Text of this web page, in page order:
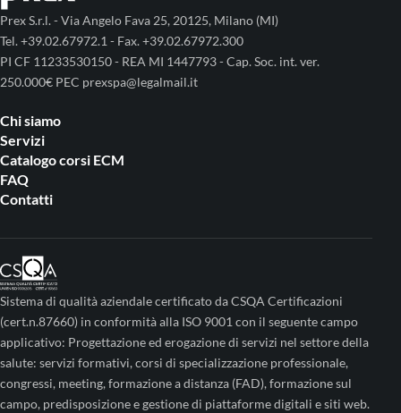
Prex S.r.l. - Via Angelo Fava 25, 20125, Milano (MI)
Tel. +39.02.67972.1 - Fax. +39.02.67972.300
PI CF 11233530150 - REA MI 1447793 - Cap. Soc. int. ver.
250.000€ PEC prexspa@legalmail.it
Chi siamo
Servizi
Catalogo corsi ECM
FAQ
Contatti
Sistema di qualità aziendale certificato da CSQA Certificazioni
(cert.n.87660) in conformità alla ISO 9001 con il seguente campo
applicativo: Progettazione ed erogazione di servizi nel settore della
salute: servizi formativi, corsi di specializzazione professionale,
congressi, meeting, formazione a distanza (FAD), formazione sul
campo, predisposizione e gestione di piattaforme digitali e siti web.